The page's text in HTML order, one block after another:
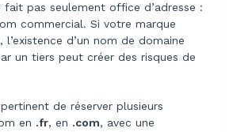
fait pas seulement office d’adresse :
commercial. Si votre marque
l’existence d’un nom de domaine
un tiers peut créer des risques de
de réserver plusieurs
en .fr, en .com, avec une